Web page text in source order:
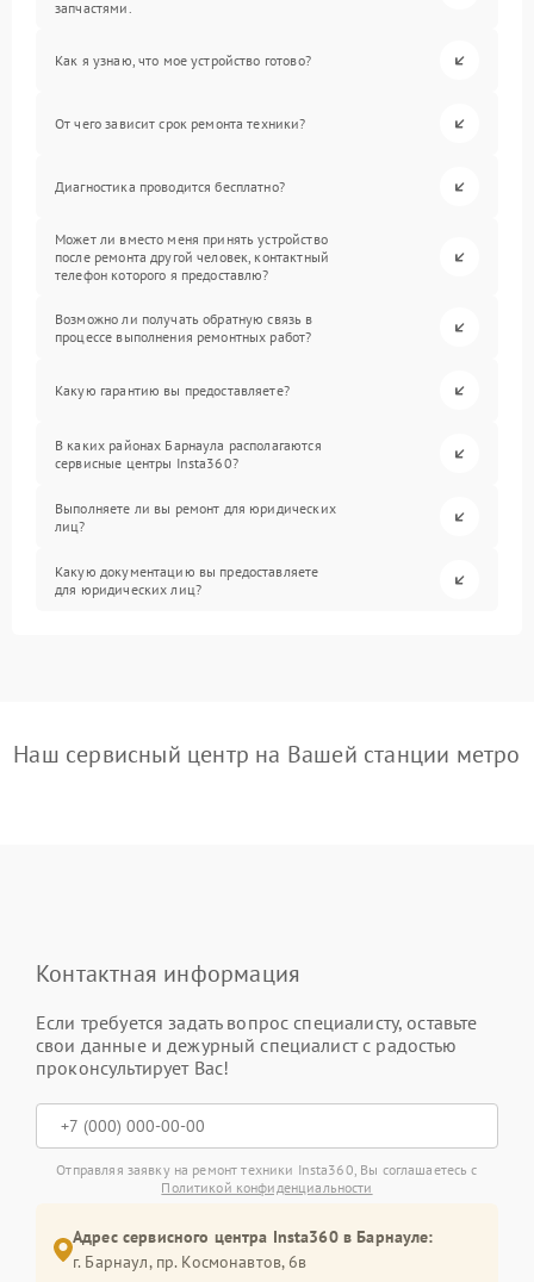
запчастями.
Как я узнаю, что мое устройство готово?
От чего зависит срок ремонта техники?
Диагностика проводится бесплатно?
Может ли вместо меня принять устройство
после ремонта другой человек, контактный
телефон которого я предоставлю?
Возможно ли получать обратную связь в
процессе выполнения ремонтных работ?
Какую гарантию вы предоставляете?
В каких районах Барнаула располагаются
сервисные центры Insta360?
Выполняете ли вы ремонт для юридических
лиц?
Какую документацию вы предоставляете
для юридических лиц?
Наш сервисный центр на Вашей станции метро
Контактная информация
Если требуется задать вопрос специалисту, оставьте
свои данные и дежурный специалист с радостью
проконсультирует Вас!
Отправляя заявку на ремонт техники Insta360, Вы соглашаетесь с
Политикой конфиденциальности
Адрес сервисного центра Insta360 в Барнауле:
г. Барнаул, ​пр. Космонавтов, 6в